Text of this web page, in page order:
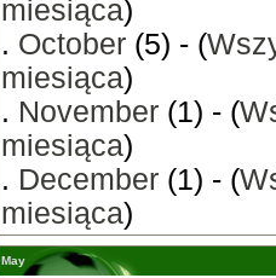
miesiąca)
. October (5) - (
miesiąca)
. November (1) - (
miesiąca)
. December (1) - (
miesiąca)
May